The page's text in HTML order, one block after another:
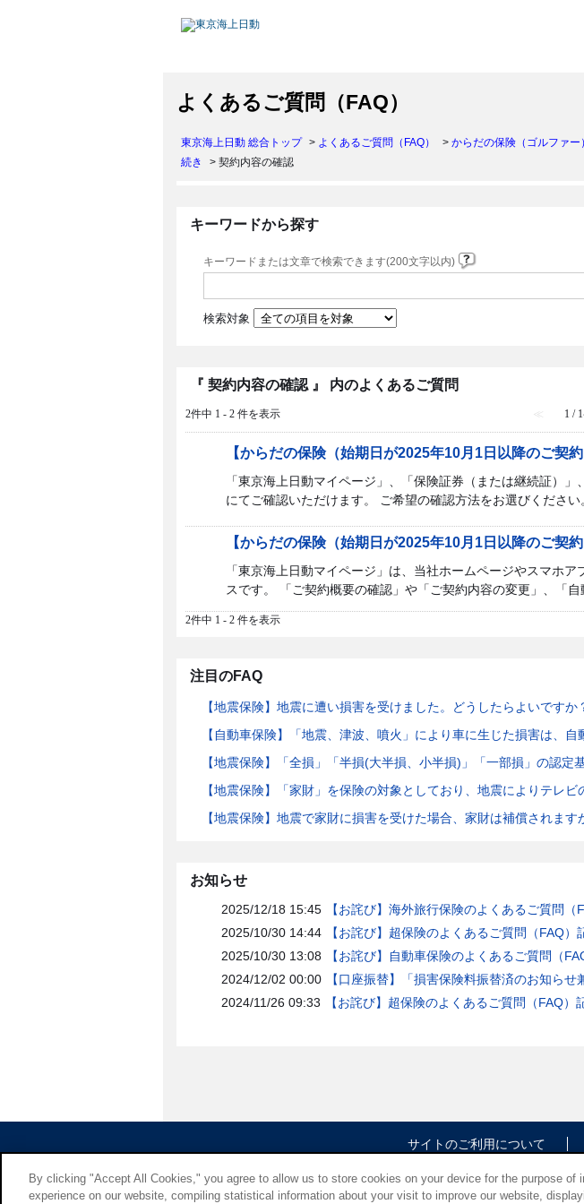
よくあるご質問（FAQ）
東京海上日動 総合トップ > よくあるご質問（FAQ） > からだの保険（ゴルファ
続き
> 契約内容の確認
キーワードから探す
キーワードまたは文章で検索できます(200文字以内)
検索対象
『 契約内容の確認 』 内のよくあるご質問
2件中 1 - 2 件を表示 ≪ 1 /
【からだの保険（始期日が2025年10月1日以降のご契
「東京海上日動マイページ」、「保険証券（または継続証）
にてご確認いただけます。 ご希望の確認方法をお選びください
【からだの保険（始期日が2025年10月1日以降のご契
「東京海上日動マイページ」は、当社ホームページやスマホ
スです。 「ご契約概要の確認」や「ご契約内容の変更」、「自
2件中 1 - 2 件を表示
注目のFAQ
【地震保険】地震に遭い損害を受けました。どうしたらよいですか
【自動車保険】「地震、津波、噴火」により車に生じた損害は、自
【地震保険】「全損」「半損(大半損、小半損)」「一部損」の認定
【地震保険】「家財」を保険の対象としており、地震によりテレ
【地震保険】地震で家財に損害を受けた場合、家財は補償されます
お知らせ
2025/12/18 15:45
【お詫び】海外旅行保険のよくあるご質問（
2025/10/30 14:44
【お詫び】超保険のよくあるご質問（FAQ）
2025/10/30 13:08
【お詫び】自動車保険のよくあるご質問（
2024/12/02 00:00
【口座振替】「損害保険料振替済のお知ら
2024/11/26 09:33
【お詫び】超保険のよくあるご質問（FAQ）
サイトのご利用について
By clicking "Accept All Cookies," you agree to allow us to store cookies on your device for the purpose of
experience on our website, compiling statistical information about your visit to improve our website,